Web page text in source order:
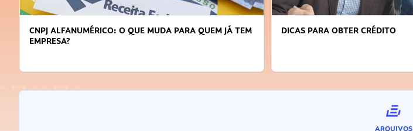
CNPJ ALFANUMÉRICO: O QUE MUDA PARA QUEM JÁ TEM
EMPRESA?
DICAS PARA OBTER CRÉDITO
ARQUIVOS